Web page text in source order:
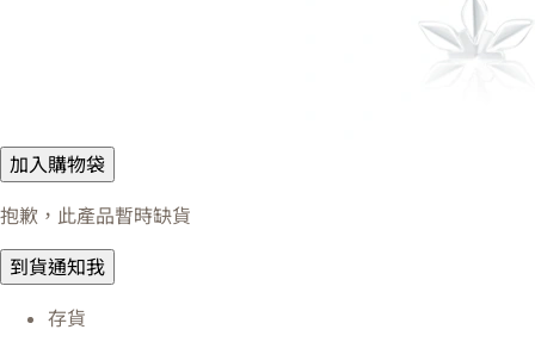
加入購物袋
抱歉，此產品暫時缺貨
到貨通知我
存貨